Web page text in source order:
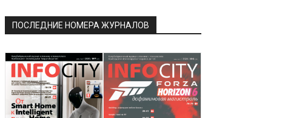
ПОСЛЕДНИЕ НОМЕРА ЖУРНАЛОВ